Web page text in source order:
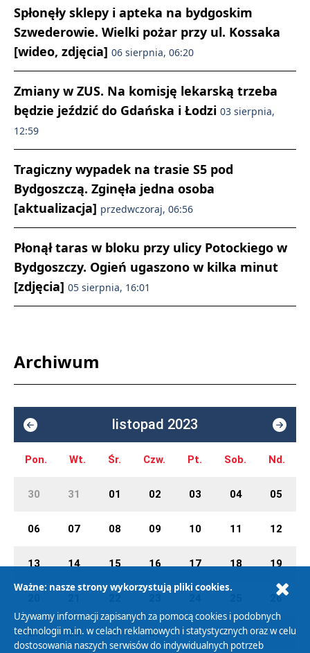
Spłonęły sklepy i apteka na bydgoskim
Szwederowie. Wielki pożar przy ul. Kossaka
[wideo, zdjęcia] 06 sierpnia, 06:20
Zmiany w ZUS. Na komisję lekarską trzeba
będzie jeździć do Gdańska i Łodzi 03 sierpnia,
12:59
Tragiczny wypadek na trasie S5 pod
Bydgoszczą. Zginęła jedna osoba
[aktualizacja] przedwczoraj, 06:56
Płonął taras w bloku przy ulicy Potockiego w
Bydgoszczy. Ogień ugaszono w kilka minut
[zdjęcia] 05 sierpnia, 16:01
Archiwum
listopad 2023
Pon. Wt. Śr. Czw. Pt. Sob. Nd.
30 31 01 02 03 04 05
06 07 08 09 10 11 12
13 14 15 16 17 18 19
26
27 28 29 30 01 02 03
Ważne: nasze strony wykorzystują pliki cookies.
Używamy informacji zapisanych za pomocą cookies i podobnych
technologii m.in. w celach reklamowych i statystycznych oraz w celu
dostosowania naszych serwisów do indywidualnych potrzeb